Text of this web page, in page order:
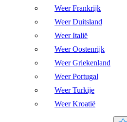
Weer Frankrijk
Weer Duitsland
Weer Italië
Weer Oostenrijk
Weer Griekenland
Weer Portugal
Weer Turkije
Weer Kroatië